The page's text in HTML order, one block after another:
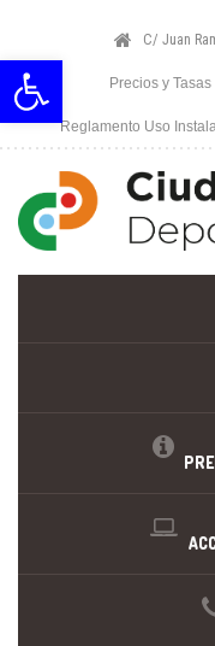
Abrir barra
C/ Juan
Precios y Tasas
Reglamento Uso